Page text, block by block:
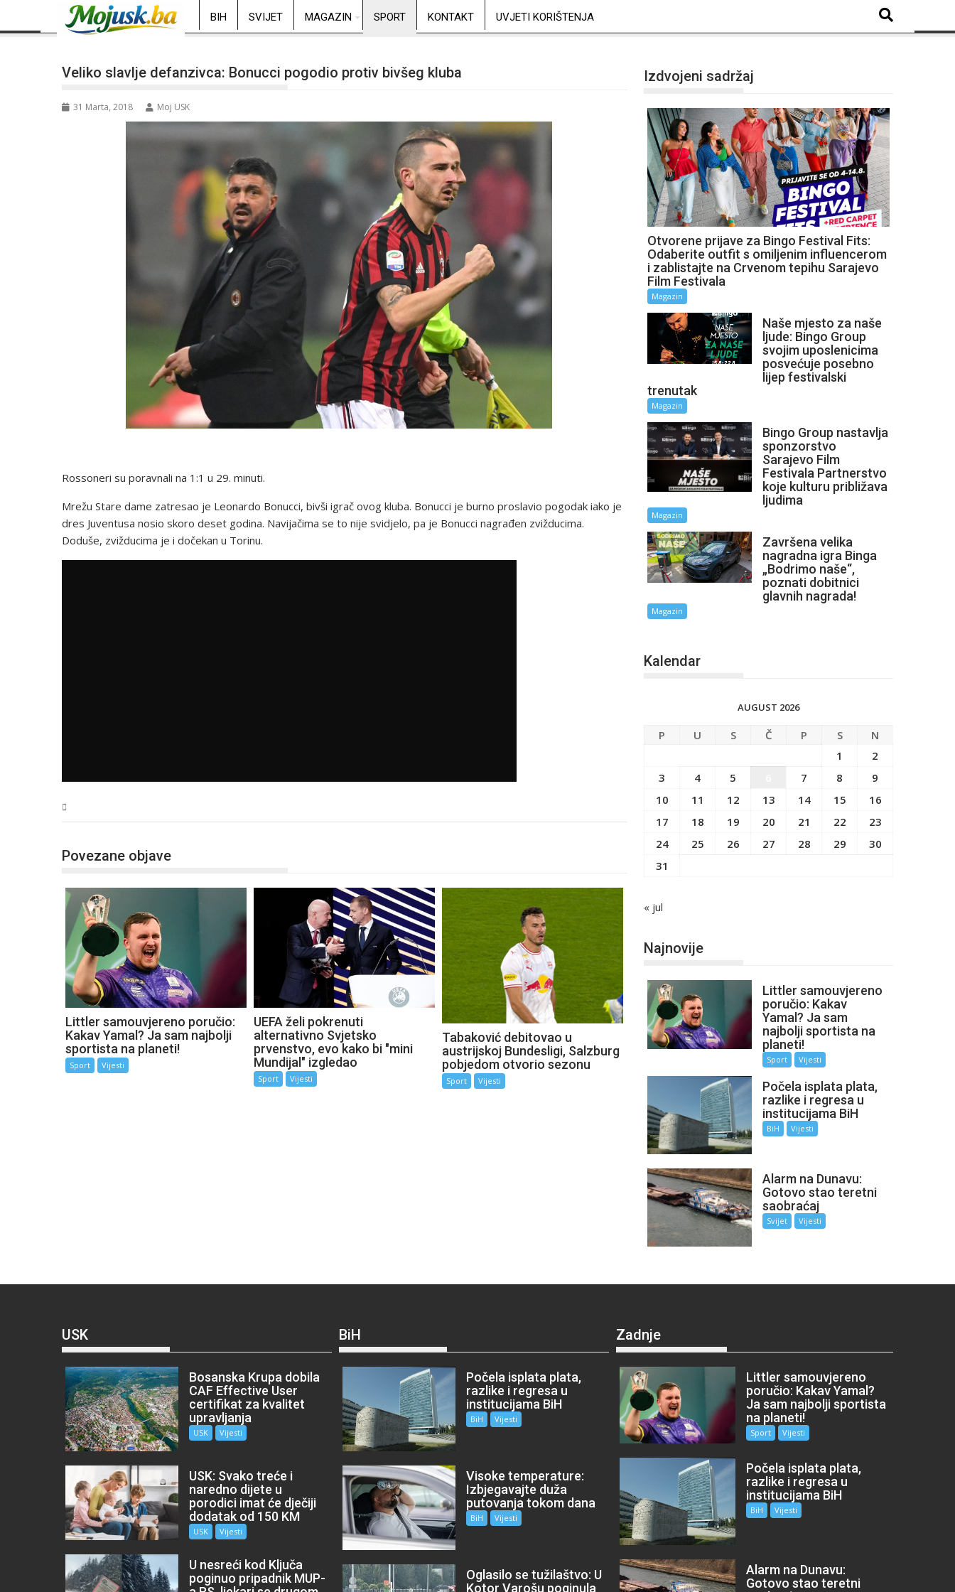
BIH SVIJET MAGAZIN SPORT KONTAKT UVJETI KORIŠTENJA
Veliko slavlje defanzivca: Bonucci pogodio protiv bivšeg kluba
31 Marta, 2018 Moj USK
Rossoneri su poravnali na 1:1 u 29. minuti.
Mrežu Stare dame zatresao je Leonardo Bonucci, bivši igrač ovog kluba. Bonucci je burno proslavio pogodak iako je
dres Juventusa nosio skoro deset godina. Navijačima se to nije svidjelo, pa je Bonucci nagrađen zvižducima.
Doduše, zvižducima je i dočekan u Torinu.
Povezane objave
Littler samouvjereno poručio:
Kakav Yamal? Ja sam najbolji
sportista na planeti!
Sport Vijesti
UEFA želi pokrenuti
alternativno Svjetsko
prvenstvo, evo kako bi "mini
Mundijal" izgledao
Sport Vijesti
Tabaković debitovao u
austrijskoj Bundesligi, Salzburg
pobjedom otvorio sezonu
Sport Vijesti
Izdvojeni sadržaj
Otvorene prijave za Bingo Festival Fits:
Odaberite outfit s omiljenim influencerom
i zablistajte na Crvenom tepihu Sarajevo
Film Festivala
Magazin
Naše mjesto za naše
ljude: Bingo Group
svojim uposlenicima
posvećuje posebno
lijep festivalski
trenutak
Magazin
Bingo Group nastavlja
sponzorstvo
Sarajevo Film
Festivala Partnerstvo
koje kulturu približava
ljudima
Magazin
Završena velika
nagradna igra Binga
„Bodrimo naše“,
poznati dobitnici
glavnih nagrada!
Magazin
Kalendar
AUGUST 2026
P U S Č P S
N
1
2
3
4 5 7 8
9
10
11 12 13 14 15
16
17
18 19 20 21 22
23
24
25 26 27 28 29
30
31
« jul
Najnovije
Littler samouvjereno
poručio: Kakav
Yamal? Ja sam
najbolji sportista na
planeti!
Sport Vijesti
Počela isplata plata,
razlike i regresa u
institucijama BiH
BiH Vijesti
Alarm na Dunavu:
Gotovo stao teretni
saobraćaj
Svijet Vijesti
USK
Bosanska Krupa dobila
CAF Effective User
certifikat za kvalitet
upravljanja
USK Vijesti
USK: Svako treće i
naredno dijete u
porodici imat će dječiji
dodatak od 150 KM
USK Vijesti
U nesreći kod Ključa
poginuo pripadnik MUP-
BiH
Počela isplata plata,
razlike i regresa u
institucijama BiH
BiH Vijesti
Visoke temperature:
Izbjegavajte duža
putovanja tokom dana
BiH Vijesti
Oglasilo se tužilaštvo: U
Kotor Varošu poginula
Zadnje
Littler samouvjereno
poručio: Kakav Yamal?
Ja sam najbolji sportista
na planeti!
Sport Vijesti
Počela isplata plata,
razlike i regresa u
institucijama BiH
BiH Vijesti
Alarm na Dunavu:
Gotovo stao teretni